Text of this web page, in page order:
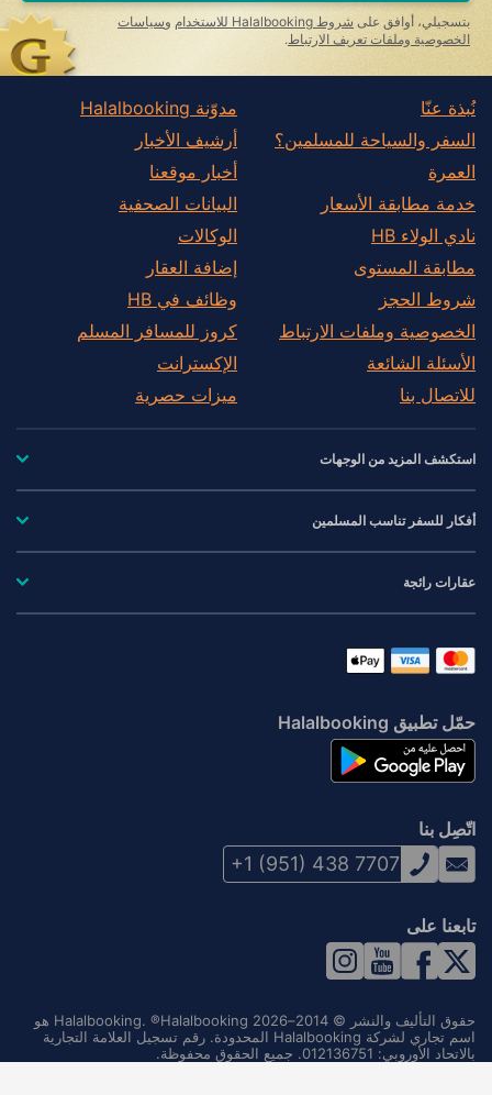
بتسجيلي، أوافق على شروط Halalbooking للاستخدام وسياسات
الخصوصية وملفات تعريف الارتباط .
نُبذة عنّا
السفر والسياحة للمسلمين؟
العمرة
خدمة مطابقة الأسعار
نادي الولاء HB
مطابقة المستوى
شروط الحجز
الخصوصية وملفات الارتباط
الأسئلة الشائعة
للاتصال بنا
مدوّنة Halalbooking
أرشيف الأخبار
أخبار موقعنا
البيانات الصحفية
الوكالات
إضافة العقار
وظائف في HB
كروز للمسافر المسلم
الإكسترانت
ميزات حصرية
استكشف المزيد من الوجهات
أفكار للسفر تناسب المسلمين
عقارات رائجة
حمّل تطبيق Halalbooking
اتّصِل بنا
+1 (951) 438 7707
تابعنا على
حقوق التأليف والنشر © 2014–2026 Halalbooking. ®Halalbooking هو
اسم تجاري لشركة Halalbooking المحدودة. رقم تسجيل العلامة التجارية
بالاتحاد الأوروبي: 012136751. جميع الحقوق محفوظة.